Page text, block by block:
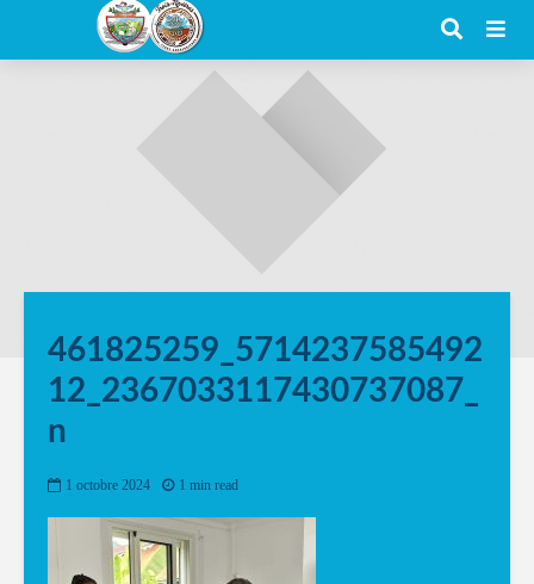
461825259_5714237585492
12_2367033117430737087_
n
1 octobre 2024 1 min read